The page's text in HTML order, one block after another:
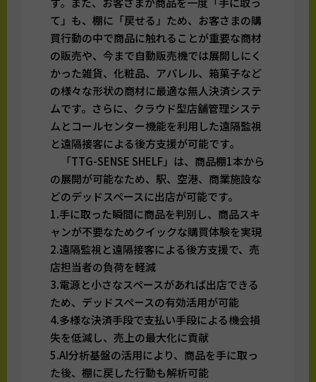
て」も、棚に「戻せる」ため、お客さまの購
買行動の中で商品に触れることが重要な商材
の販売や、今まで自動販売機では展開しにく
かった雑貨、化粧品、アパレル、箱菓子など
の様々な形状の商材に最適な無人決済システ
ムです。さらに、クラウド型店舗管理システ
ムとコールセンター機能を利用した遠隔監視
と遠隔接客による後方支援が可能です。
「TTG-SENSE SHELF」は、商品棚1本から
の展開が可能なため、駅、空港、商業施設な
どのデッドスペースに出店が可能です。
1.手に取った瞬間に商品を判別し、商品スキ
ャンが不要なためクイックな購買体験を実現
2.遠隔監視と遠隔接客による後方支援で、売
店担当者の負荷を軽減
3.電源と小さなスペースがあれば出店できる
ため、デッドスペースの有効活用が可能
4.多様な決済手段で支払い手段による機会損
失を低減し、売上の最大化に貢献
5.AI分析基盤の活用により、商品を手に取っ
た後、棚に戻した行動も解析可能